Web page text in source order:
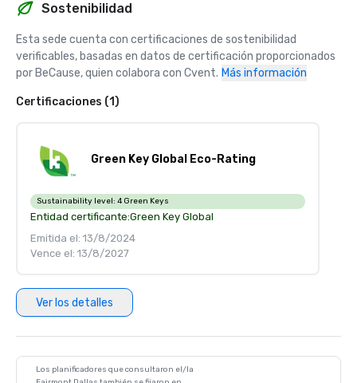
Sostenibilidad
Esta sede cuenta con certificaciones de sostenibilidad
verificables, basadas en datos de certificación proporcionados
por BeCause, quien colabora con Cvent. Más información
Certificaciones (1)
Green Key Global Eco-Rating
Sustainability level: 4 Green Keys
Entidad certificante:Green Key Global
Emitida el: 13/8/2024
Vence el: 13/8/2027
Ver los detalles
Los planificadores que consultaron el/la